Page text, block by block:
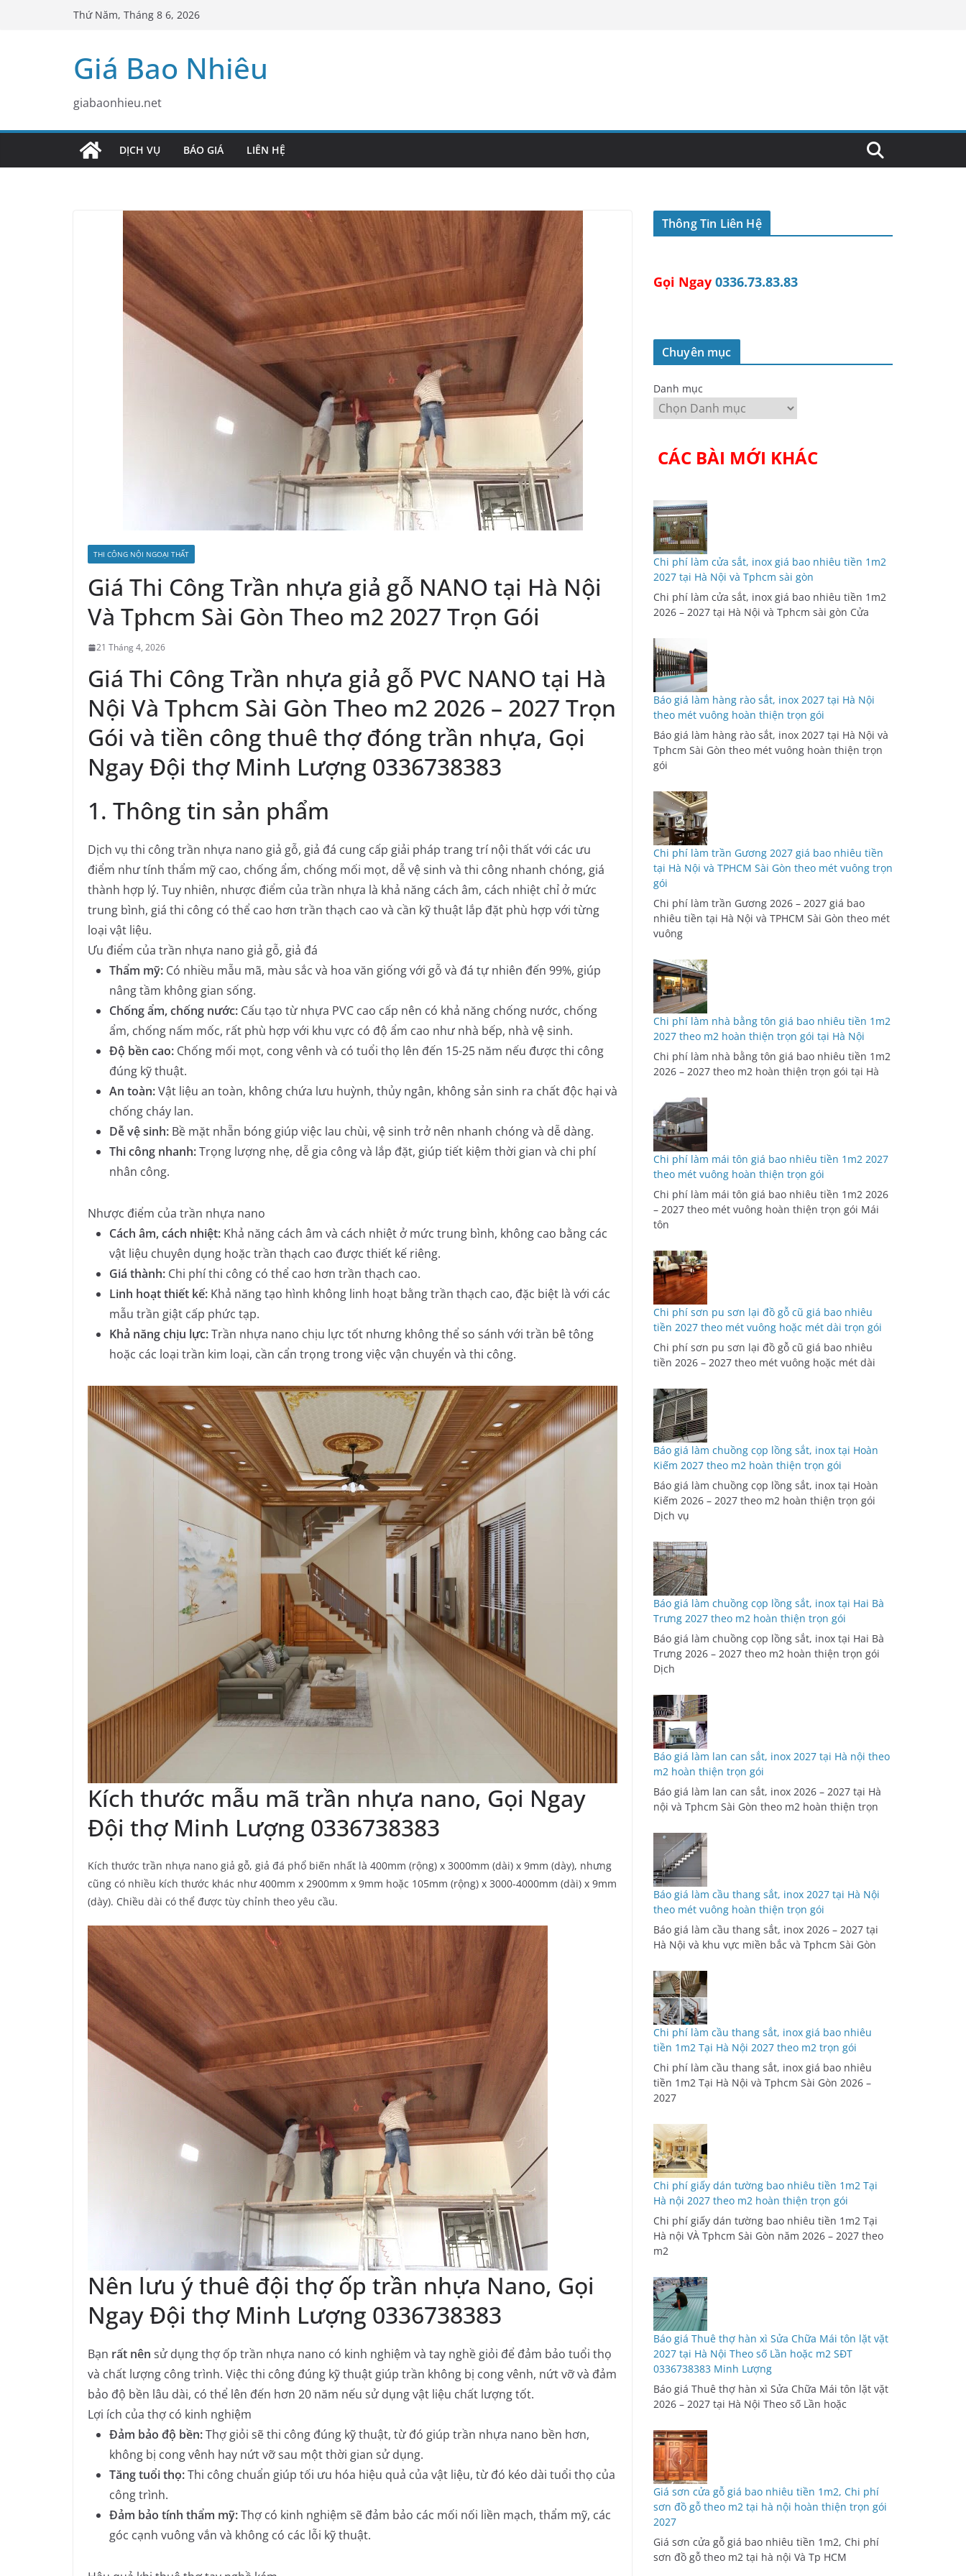
Thứ Năm, Tháng 8 6, 2026
Giá Bao Nhiêu
giabaonhieu.net
DỊCH VỤ BÁO GIÁ LIÊN HỆ
THI CÔNG NỘI NGOẠI THẤT
Giá Thi Công Trần nhựa giả gỗ NANO tại Hà Nội
Và Tphcm Sài Gòn Theo m2 2027 Trọn Gói
21 Tháng 4, 2026
Giá Thi Công Trần nhựa giả gỗ PVC NANO tại Hà
Nội Và Tphcm Sài Gòn Theo m2 2026 – 2027 Trọn
Gói và tiền công thuê thợ đóng trần nhựa, Gọi
Ngay Đội thợ Minh Lượng 0336738383
1. Thông tin sản phẩm
Dịch vụ thi công trần nhựa nano giả gỗ, giả đá cung cấp giải pháp trang trí nội thất với các ưu
điểm như tính thẩm mỹ cao, chống ẩm, chống mối mọt, dễ vệ sinh và thi công nhanh chóng, giá
thành hợp lý. Tuy nhiên, nhược điểm của trần nhựa là khả năng cách âm, cách nhiệt chỉ ở mức
trung bình, giá thi công có thể cao hơn trần thạch cao và cần kỹ thuật lắp đặt phù hợp với từng
loại vật liệu.
Ưu điểm của trần nhựa nano giả gỗ, giả đá
Thẩm mỹ: Có nhiều mẫu mã, màu sắc và hoa văn giống với gỗ và đá tự nhiên đến 99%, giúp
nâng tầm không gian sống.
Chống ẩm, chống nước: Cấu tạo từ nhựa PVC cao cấp nên có khả năng chống nước, chống
ẩm, chống nấm mốc, rất phù hợp với khu vực có độ ẩm cao như nhà bếp, nhà vệ sinh.
Độ bền cao: Chống mối mọt, cong vênh và có tuổi thọ lên đến 15-25 năm nếu được thi công
đúng kỹ thuật.
An toàn:Vật liệu an toàn, không chứa lưu huỳnh, thủy ngân, không sản sinh ra chất độc hại và
chống cháy lan.
Dễ vệ sinh: Bề mặt nhẵn bóng giúp việc lau chùi, vệ sinh trở nên nhanh chóng và dễ dàng.
Thi công nhanh:Trọng lượng nhẹ, dễ gia công và lắp đặt, giúp tiết kiệm thời gian và chi phí
nhân công.
Nhược điểm của trần nhựa nano
Cách âm, cách nhiệt: Khả năng cách âm và cách nhiệt ở mức trung bình, không cao bằng các
vật liệu chuyên dụng hoặc trần thạch cao được thiết kế riêng.
Giá thành: Chi phí thi công có thể cao hơn trần thạch cao.
Linh hoạt thiết kế: Khả năng tạo hình không linh hoạt bằng trần thạch cao, đặc biệt là với các
mẫu trần giật cấp phức tạp.
Khả năng chịu lực:Trần nhựa nano chịu lực tốt nhưng không thể so sánh với trần bê tông
hoặc các loại trần kim loại, cần cẩn trọng trong việc vận chuyển và thi công.
Kích thước mẫu mã trần nhựa nano, Gọi Ngay
Đội thợ Minh Lượng 0336738383
Kích thước trần nhựa nano giả gỗ, giả đá phổ biến nhất là 400mm (rộng) x 3000mm (dài) x 9mm (dày), nhưng
cũng có nhiều kích thước khác như 400mm x 2900mm x 9mm hoặc 105mm (rộng) x 3000-4000mm (dài) x 9mm
(dày). Chiều dài có thể được tùy chỉnh theo yêu cầu.
Nên lưu ý thuê đội thợ ốp trần nhựa Nano, Gọi
Ngay Đội thợ Minh Lượng 0336738383
Bạn rất nên sử dụng thợ ốp trần nhựa nano có kinh nghiệm và tay nghề giỏi để đảm bảo tuổi thọ
và chất lượng công trình. Việc thi công đúng kỹ thuật giúp trần không bị cong vênh, nứt vỡ và đảm
bảo độ bền lâu dài, có thể lên đến hơn 20 năm nếu sử dụng vật liệu chất lượng tốt.
Lợi ích của thợ có kinh nghiệm
Đảm bảo độ bền:Thợ giỏi sẽ thi công đúng kỹ thuật, từ đó giúp trần nhựa nano bền hơn,
không bị cong vênh hay nứt vỡ sau một thời gian sử dụng.
Tăng tuổi thọ:Thi công chuẩn giúp tối ưu hóa hiệu quả của vật liệu, từ đó kéo dài tuổi thọ của
công trình.
Đảm bảo tính thẩm mỹ:Thợ có kinh nghiệm sẽ đảm bảo các mối nối liền mạch, thẩm mỹ, các
góc cạnh vuông vắn và không có các lỗi kỹ thuật.
Thông Tin Liên Hệ
Gọi Ngay 0336.73.83.83
Chuyên mục
Danh mục
CÁC BÀI MỚI KHÁC
Chi phí làm cửa sắt, inox giá bao nhiêu tiền 1m2
2027 tại Hà Nội và Tphcm sài gòn
Chi phí làm cửa sắt, inox giá bao nhiêu tiền 1m2
2026 – 2027 tại Hà Nội và Tphcm sài gòn Cửa
Báo giá làm hàng rào sắt, inox 2027 tại Hà Nội
theo mét vuông hoàn thiện trọn gói
Báo giá làm hàng rào sắt, inox 2027 tại Hà Nội và
Tphcm Sài Gòn theo mét vuông hoàn thiện trọn
gói
Chi phí làm trần Gương 2027 giá bao nhiêu tiền
tại Hà Nội và TPHCM Sài Gòn theo mét vuông trọn
gói
Chi phí làm trần Gương 2026 – 2027 giá bao
nhiêu tiền tại Hà Nội và TPHCM Sài Gòn theo mét
vuông
Chi phí làm nhà bằng tôn giá bao nhiêu tiền 1m2
2027 theo m2 hoàn thiện trọn gói tại Hà Nội
Chi phí làm nhà bằng tôn giá bao nhiêu tiền 1m2
2026 – 2027 theo m2 hoàn thiện trọn gói tại Hà
Chi phí làm mái tôn giá bao nhiêu tiền 1m2 2027
theo mét vuông hoàn thiện trọn gói
Chi phí làm mái tôn giá bao nhiêu tiền 1m2 2026
– 2027 theo mét vuông hoàn thiện trọn gói Mái
tôn
Chi phí sơn pu sơn lại đồ gỗ cũ giá bao nhiêu
tiền 2027 theo mét vuông hoặc mét dài trọn gói
Chi phí sơn pu sơn lại đồ gỗ cũ giá bao nhiêu
tiền 2026 – 2027 theo mét vuông hoặc mét dài
Báo giá làm chuồng cọp lồng sắt, inox tại Hoàn
Kiếm 2027 theo m2 hoàn thiện trọn gói
Báo giá làm chuồng cọp lồng sắt, inox tại Hoàn
Kiếm 2026 – 2027 theo m2 hoàn thiện trọn gói
Dịch vụ
Báo giá làm chuồng cọp lồng sắt, inox tại Hai Bà
Trưng 2027 theo m2 hoàn thiện trọn gói
Báo giá làm chuồng cọp lồng sắt, inox tại Hai Bà
Trưng 2026 – 2027 theo m2 hoàn thiện trọn gói
Dịch
Báo giá làm lan can sắt, inox 2027 tại Hà nội theo
m2 hoàn thiện trọn gói
Báo giá làm lan can sắt, inox 2026 – 2027 tại Hà
nội và Tphcm Sài Gòn theo m2 hoàn thiện trọn
Báo giá làm cầu thang sắt, inox 2027 tại Hà Nội
theo mét vuông hoàn thiện trọn gói
Báo giá làm cầu thang sắt, inox 2026 – 2027 tại
Hà Nội và khu vực miền bắc và Tphcm Sài Gòn
Chi phí làm cầu thang sắt, inox giá bao nhiêu
tiền 1m2 Tại Hà Nội 2027 theo m2 trọn gói
Chi phí làm cầu thang sắt, inox giá bao nhiêu
tiền 1m2 Tại Hà Nội và Tphcm Sài Gòn 2026 –
2027
Chi phí giấy dán tường bao nhiêu tiền 1m2 Tại
Hà nội 2027 theo m2 hoàn thiện trọn gói
Chi phí giấy dán tường bao nhiêu tiền 1m2 Tại
Hà nội VÀ Tphcm Sài Gòn năm 2026 – 2027 theo
m2
Báo giá Thuê thợ hàn xì Sửa Chữa Mái tôn lặt vặt
2027 tại Hà Nội Theo số Lần hoặc m2 SĐT
0336738383 Minh Lượng
Báo giá Thuê thợ hàn xì Sửa Chữa Mái tôn lặt vặt
2026 – 2027 tại Hà Nội Theo số Lần hoặc
Giá sơn cửa gỗ giá bao nhiêu tiền 1m2, Chi phí
sơn đồ gỗ theo m2 tại hà nội hoàn thiện trọn gói
2027
Giá sơn cửa gỗ giá bao nhiêu tiền 1m2, Chi phí
sơn đồ gỗ theo m2 tại hà nội Và Tp HCM